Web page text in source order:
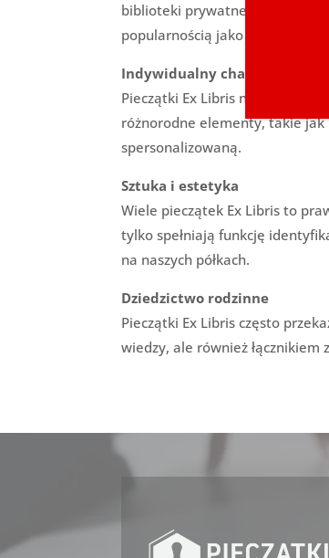
biblioteki prywatne były
popularnością jako wyraz
Indywidualny charakter
Pieczątki Ex Libris nie tylko
różnorodne elementy, takie jak
spersonalizowaną.
Sztuka i estetyka
Wiele pieczątek Ex Libris to
tylko spełniają funkcję
na naszych półkach.
Dziedzictwo rodzinne
Pieczątki Ex Libris często
wiedzy, ale również łącznikiem